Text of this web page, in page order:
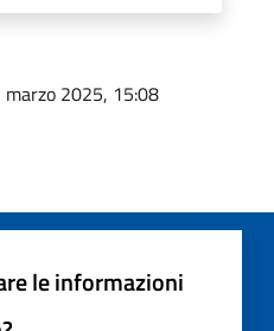
marzo 2025, 15:08
le informazioni